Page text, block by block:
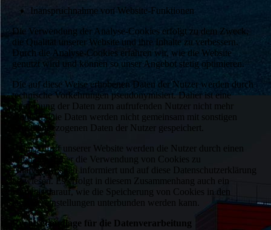
Inanspruchnahme von Website-Funktionen
Die Verwendung der Analyse-Cookies erfolgt zu dem Zweck,
die Qualität unserer Website und ihre Inhalte zu verbessern.
Durch die Analyse-Cookies erfahren wir, wie die Website
genutzt wird und können so unser Angebot stetig optimieren.
Die auf diese Weise erhobenen Daten der Nutzer werden durch
technische Vorkehrungen pseudonymisiert. Daher ist eine
Zuordnung der Daten zum aufrufenden Nutzer nicht mehr
möglich. Die Daten werden nicht gemeinsam mit sonstigen
personenbezogenen Daten der Nutzer gespeichert.
Beim Aufruf unserer Website werden die Nutzer durch einen
Infobanner über die Verwendung von Cookies zu
Analysezwecken informiert und auf diese Datenschutzerklärung
verwiesen. Es erfolgt in diesem Zusammenhang auch ein
Hinweis darauf, wie die Speicherung von Cookies in den
Browsereinstellungen unterbunden werden kann.
Rechtsgrundlage für die Datenverarbeitung